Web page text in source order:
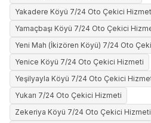
Yakadere Köyü 7/24 Oto Çekici
Yamaçbaşı Köyü 7/24 Oto Çekici
Yeni Mah (İkizören Köyü) 7/24 Oto
Yenice Köyü 7/24 Oto Çekici Hizmeti
Yeşilyayla Köyü 7/24 Oto Çekici
Yukarı 7/24 Oto Çekici Hizmeti
Zekeriya Köyü 7/24 Oto Çekici Hizmeti